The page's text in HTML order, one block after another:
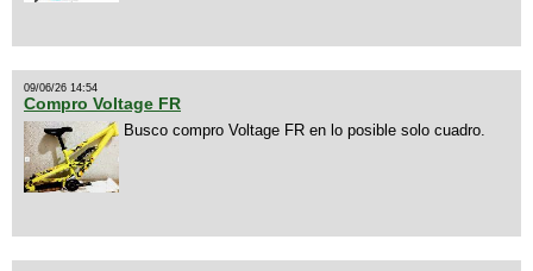
09/06/26 14:54
Compro Voltage FR
Busco compro Voltage FR en lo posible solo cuadro.